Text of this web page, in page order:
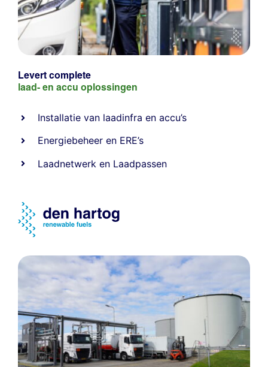
Levert complete
laad- en accu oplossingen
Installatie van laadinfra en accu’s
Energiebeheer en ERE’s
Laadnetwerk en Laadpassen